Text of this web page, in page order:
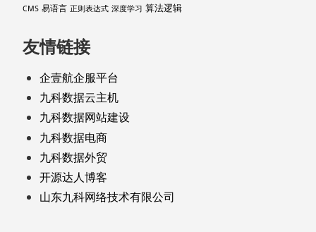
CMS 易语言 正则表达式 深度学习 算法逻辑
友情链接
企壹航企服平台
九科数据云主机
九科数据网站建设
九科数据电商
九科数据外贸
开源达人博客
山东九科网络技术有限公司